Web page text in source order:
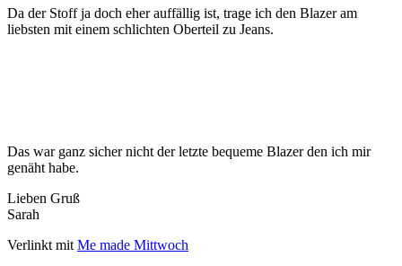
Da der Stoff ja doch eher auffällig ist, trage ich den Blazer am
liebsten mit einem schlichten Oberteil zu Jeans.
Das war ganz sicher nicht der letzte bequeme Blazer den ich mir
genäht habe.
Lieben Gruß
Sarah
Verlinkt mit Me made Mittwoch